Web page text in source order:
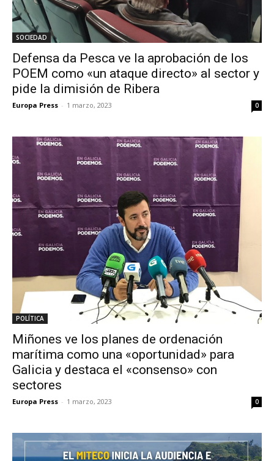
SOCIEDAD
Defensa da Pesca ve la aprobación de los
POEM como «un ataque directo» al sector y
pide la dimisión de Ribera
Europa Press - 1 marzo, 2023 0
POLÍTICA
Miñones ve los planes de ordenación
marítima como una «oportunidad» para
Galicia y destaca el «consenso» con
sectores
Europa Press - 1 marzo, 2023 0